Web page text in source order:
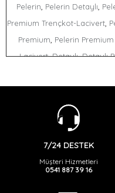
Pelerin, Pelerin Detaylı,
Premium Trençkot-Lacivert,
Premium, Pelerin
Lacivert, Detaylı, Detaylı
Lacivert,
7/24 DESTEK
Müşteri Hizmetleri
0541 887 39 16